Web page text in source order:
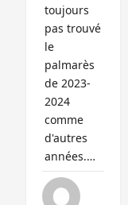
toujours
pas trouvé
le
palmarès
de 2023-
2024
comme
d'autres
années.…